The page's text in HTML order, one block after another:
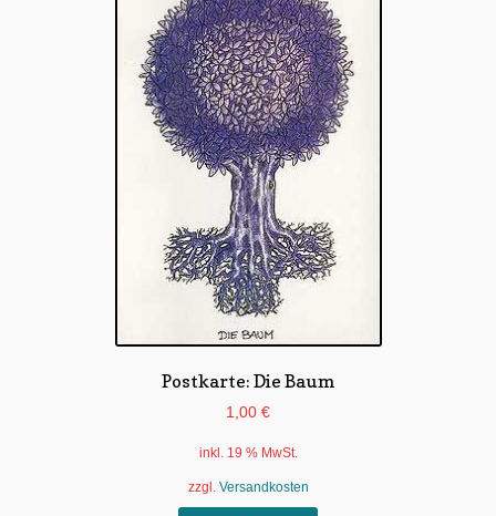
Individuelle Motive
Postkarte: Die Baum
1,00 €
inkl. 19 % MwSt.
zzgl. Versandkosten